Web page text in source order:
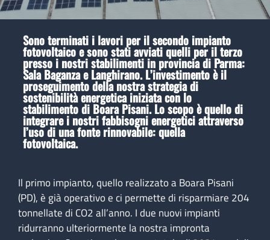
Sono terminati i lavori per il secondo impianto
fotovoltaico e sono stati avviati quelli per il terzo
presso i nostri stabilimenti in provincia di Parma:
Sala Baganza e Langhirano. L’investimento è il
proseguimento della nostra strategia di
sostenibilità energetica iniziata con lo
stabilimento di Boara Pisani. Lo scopo è quello di
integrare i nostri fabbisogni energetici attraverso
l’uso di una fonte rinnovabile: quella
fotovoltaica.
Il primo impianto, quello realizzato a Boara Pisani
(PD), è già operativo e ci permette di risparmiare 204
tonnellate di CO2 all’anno. I due nuovi impianti
ridurranno ulteriormente la nostra impronta